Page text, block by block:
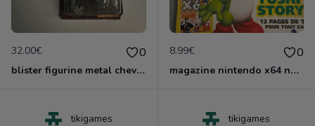
32.00€ 0
blister figurine metal chevalier infernal games worshop
8.99€ 0
magazine nintendo x64 no 4
tikigames tikigames